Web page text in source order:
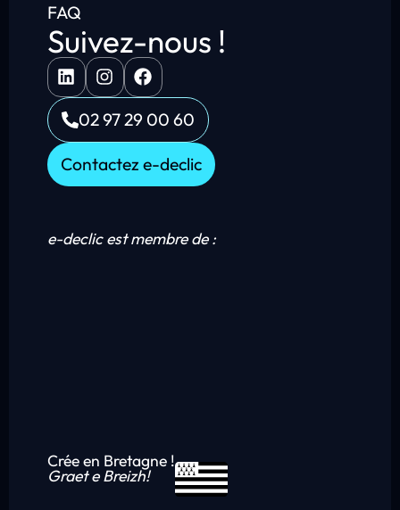
FAQ
Suivez-nous !
02 97 29 00 60
Contactez e-declic
e-declic est membre de :
Crée en Bretagne !
Graet e Breizh!